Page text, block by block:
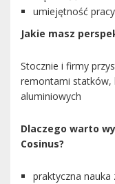
umiejętność
Jakie masz
Stocznie i firmy
remontami statków,
aluminiowych
Dlaczego warto
Cosinus?
praktyczna